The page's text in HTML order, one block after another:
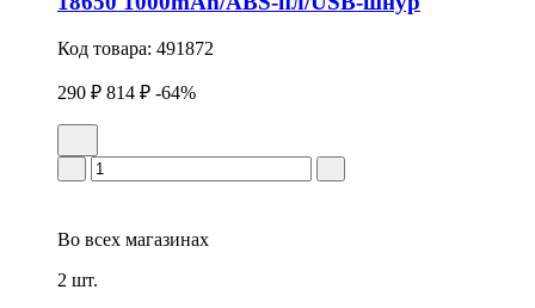
Код товара: 491872
290 ₽ 814 ₽ -64%
Во всех магазинах
2 шт.